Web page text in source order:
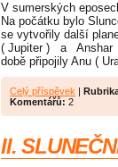
V sumerských
Na počátku bylo
se vytvořily další
( Jupiter ) a
době připojily Anu (
Celý příspěvek |
Komentářů: 2
II.